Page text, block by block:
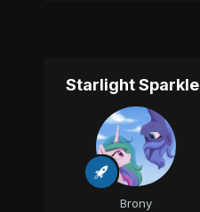
Starlight Sparkle
Brony